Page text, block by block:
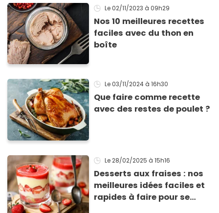
Le 02/11/2023 à 09h29
Nos 10 meilleures recettes
faciles avec du thon en
boîte
Le 03/11/2024 à 16h30
Que faire comme recette
avec des restes de poulet ?
Le 28/02/2025 à 15h16
Desserts aux fraises : nos
meilleures idées faciles et
rapides à faire pour se